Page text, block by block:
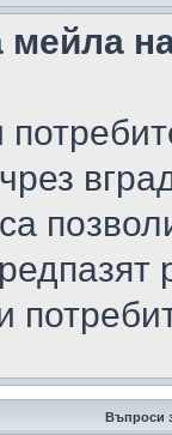
мейла
Въпроси